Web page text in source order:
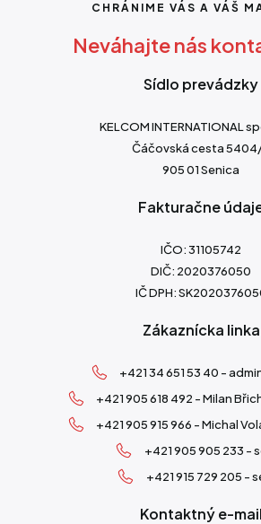
CHRÁNIME VÁS A VÁŠ
Neváhajte nás
Sídlo prevádzky
KELCOM INTERNATIONAL
Čáčovská cesta
905 01 Senica
Fakturačne
IČO: 31105742
DIČ: 2020376050
IČ DPH:
Zákaznícka linka
+421 34 651 53 40 -
+421 905 618 492 - Milan
+421 905 915 966 - Michal
+421 905 905 233 -
+421 915 729 205 -
Kontaktný e-mail